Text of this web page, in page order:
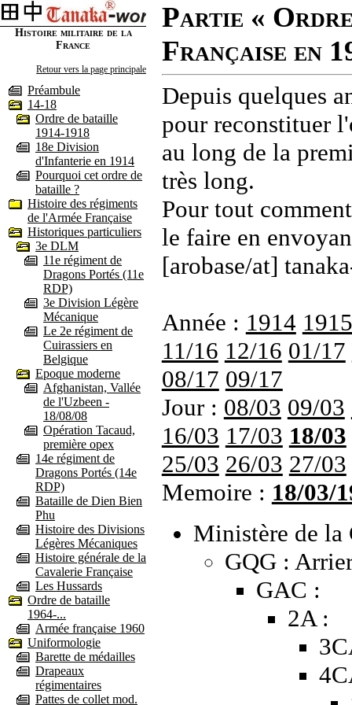
Histoire militaire de la
France
Retour vers la page principale
Préambule
14-18
Ordre de bataille
1914-1918
18e Division
d'Infanterie en 1914
Pourquoi cet ordre de
bataille ?
Histoire des régiments
de l'Armée Française
Historiques particuliers
3e DLM
11e régiment de
Dragons Portés (11e
RDP)
3e Division Légère
Mécanique
Le 2e régiment de
Cuirassiers en
Belgique
Epoque moderne
Afghanistan, Vallée
de l'Uzbeen -
18/08/08
Opération Tacaud,
première opex
14e régiment de
Dragons Portés (14e
RDP)
Bataille de Dien Bien
Phu
Histoire des Divisions
Légères Mécaniques
Histoire générale de la
Cavalerie Française
Les Hussards
Ordre de bataille
1964-...
Armée française 1960
Uniformologie
Barette de médailles
Drapeaux
régimentaires
Pattes de collet mod.
Partie «
Française en
Depuis quelques
pour reconstituer
au long de la
très long.
Pour tout
le faire en
[arobase/at]
Année : 1914 1915
11/16 12/16 01/17
08/17 09/17
Jour : 08/03 09/03
16/03 17/03 18/03
25/03 26/03 27/03
Memoire : 18/03/
Ministère de la
GQG :
GAC :
2A :